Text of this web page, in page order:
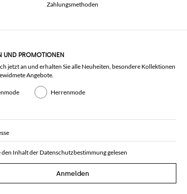
Zahlungsmethoden
UND PROMOTIONEN
jetzt an und erhalten Sie alle Neuheiten, besondere Kollektionen
Angebote.
Herrenmode
den Inhalt der Datenschutzbestimmunggelesen
Anmelden